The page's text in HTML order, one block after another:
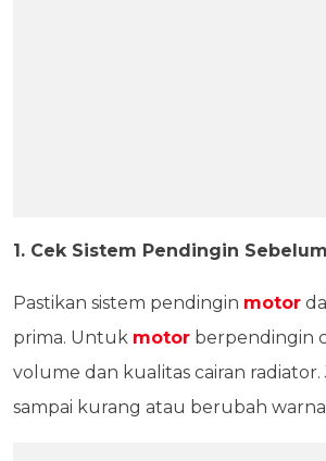
1. Cek Sistem Pendingin
Pastikan sistem pendingin motor
prima. Untuk motor berpendingin
volume dan kualitas cairan
sampai kurang atau berubah